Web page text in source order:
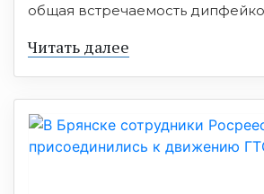
общая встречаемость
Читать далее